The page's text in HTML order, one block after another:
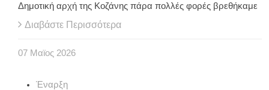
Δημοτική αρχή της Κοζάνης πάρα πολλές φορές βρεθήκαμε
Διαβάστε Περισσότερα
07 Μαϊος 2026
Έναρξη